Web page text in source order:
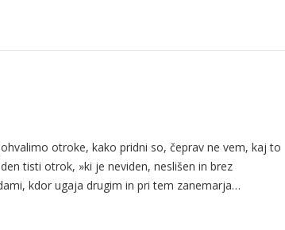
otroke, kako pridni so, čeprav ne vem, kaj to
tisti otrok, »ki je neviden, neslišen in brez
kdor ugaja drugim in pri tem zanemarja…